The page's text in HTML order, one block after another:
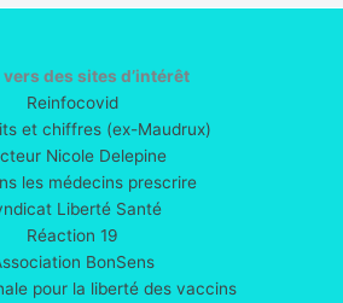
vers des sites d’intérêt
Reinfocovid
et chiffres (ex-Maudrux)
Nicole Delepine
les médecins prescrire
Liberté Santé
Réaction 19
BonSens
pour la liberté des vaccins